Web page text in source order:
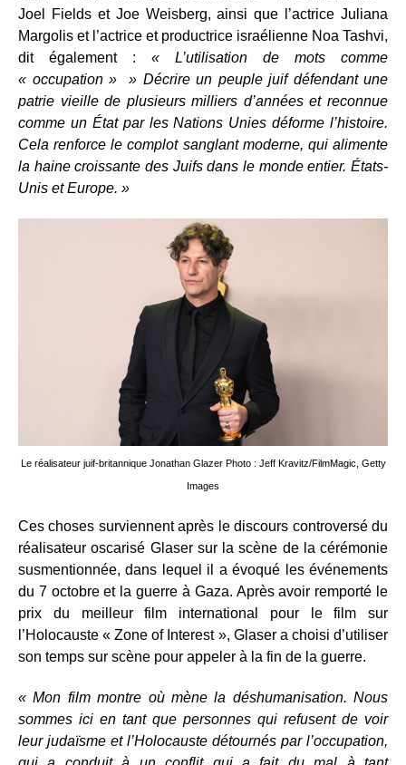
Joel Fields et Joe Weisberg, ainsi que l’actrice Juliana
Margolis et l’actrice et productrice israélienne Noa Tashvi,
dit également : « L’utilisation de mots comme
« occupation » » Décrire un peuple juif défendant une
patrie vieille de plusieurs milliers d’années et reconnue
comme un État par les Nations Unies déforme l’histoire.
Cela renforce le complot sanglant moderne, qui alimente
la haine croissante des Juifs dans le monde entier. États-
Unis et Europe. »
Le réalisateur juif-britannique Jonathan Glazer Photo : Jeff Kravitz/FilmMagic, Getty
Images
Ces choses surviennent après le discours controversé du
réalisateur oscarisé Glaser sur la scène de la cérémonie
susmentionnée, dans lequel il a évoqué les événements
du 7 octobre et la guerre à Gaza. Après avoir remporté le
prix du meilleur film international pour le film sur
l’Holocauste « Zone of Interest », Glaser a choisi d’utiliser
son temps sur scène pour appeler à la fin de la guerre.
« Mon film montre où mène la déshumanisation. Nous
sommes ici en tant que personnes qui refusent de voir
leur judaïsme et l’Holocauste détournés par l’occupation,